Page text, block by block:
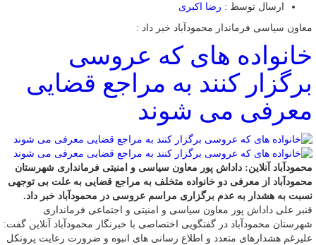
ارسال توسط : رضا اکبری
معاون سیاسی فرماندار محمودآباد خبر داد :
خانواده های که عروسی
برگزار کنند به مراجع قضایی
معرفی می شوند
محمودآباد آنلاین: داداش پور معاون سیاسی و امنیتی فرمانداری شهرستان
محمودآباد از معرفی دو خانواده متخلف به مراجع قضایی به علت بی توجهی
نسبت به هشدار به عدم برگزاری مراسم عروسی در محمودآباد خبر داد.
قنبر علی داداش پور معاون سیاسی و امنیتی و اجتماعی فرمانداری
شهرستان محمودآباد در گفتگویی اختصاصی با خبرنگار محمودآباد آنلاین گفت:
علیرغم هشدارهای متعدد و اطلاع رسانی های انبوه و ضرورت رعایت پروتکل